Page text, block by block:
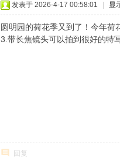
发表于 2026-4-17 00:58:01 显
圆明园的荷花季又到了！今年荷
3.带长焦镜头可以拍到很好的特
回复